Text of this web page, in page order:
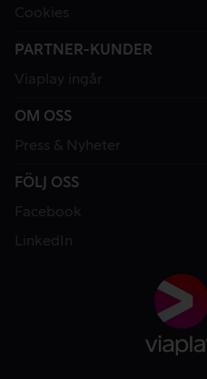
Cookies
PARTNER-KUNDER
Viaplay ingår
OM OSS
Press & Nyheter
FÖLJ OSS
Facebook
LinkedIn